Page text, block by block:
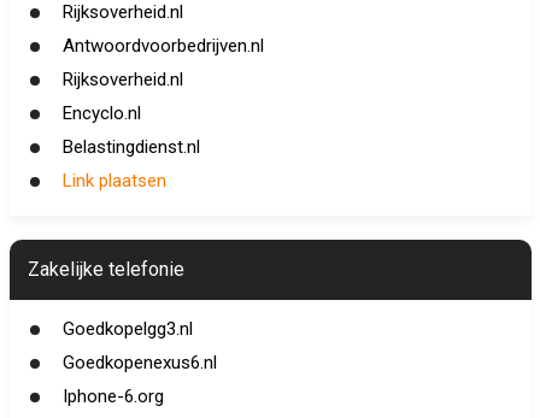
Rijksoverheid.nl
Antwoordvoorbedrijven.nl
Rijksoverheid.nl
Encyclo.nl
Belastingdienst.nl
Link plaatsen
Zakelijke telefonie
Goedkopelgg3.nl
Goedkopenexus6.nl
Iphone-6.org